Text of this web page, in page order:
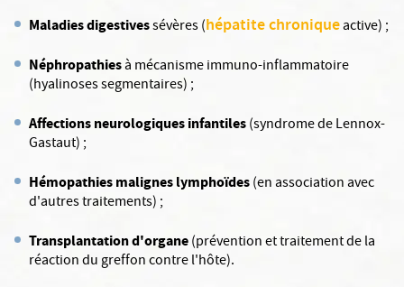
Maladies digestivessévères (hépatite chroniqueactive) ;
Néphropathiesà mécanisme immuno-inflammatoire
(hyalinoses segmentaires) ;
Affections neurologiques infantiles(syndrome de Lennox-
Gastaut) ;
Hémopathies malignes lymphoïdes(en association avec
d'autres traitements) ;
Transplantation d'organe(prévention et traitement de la
réaction du greffon contre l'hôte).